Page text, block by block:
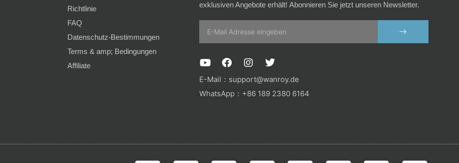
Richtlinie
FAQ
Datenschutz-Bestimmungen
Terms & amp; Bedingungen
Affiliate
exklusiven Angebote erhält! Abonnieren Sie jetzt unseren Newsletter.
SENDEN
Y
o
u
u
F
a
c
b
I
n
s
a
T
w
i
t
E-Mail： support@wanroy.de
WhatsApp：+86 189 2380 6164